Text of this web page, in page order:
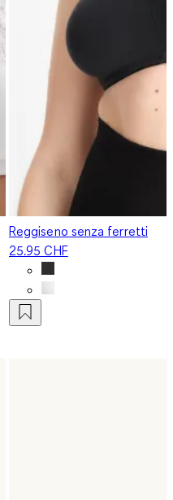
Reggiseno senza ferretti
25.95 CHF